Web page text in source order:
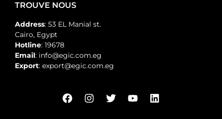
TROUVE NOUS
Address: 53 EL Manial st.
Cairo, Egypt
Hotline: 19678
Email: info@egic.com.eg
Export: export@egic.com.eg